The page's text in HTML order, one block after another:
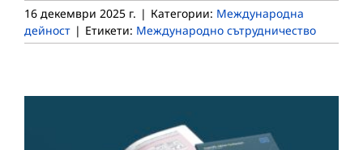
16 декември 2025 г. | Категории: Международна
дейност | Етикети: Международно сътрудничество